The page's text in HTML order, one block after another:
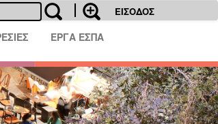
ΕΙΣΟΔΟΣ
ΕΡΓΑ ΕΣΠΑ